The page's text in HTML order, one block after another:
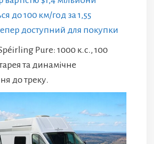
до 100 км/год за 1,55
доступний для покупки
Pure: 1000 к.с., 100
та динамічне
до треку.